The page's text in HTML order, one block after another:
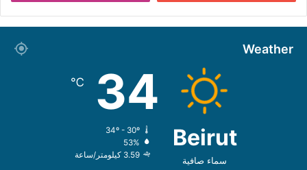
Weather
Beirut
سماء صافية
34
℃
34º - 30º
53%
3.59 كيلومتر/ساعة